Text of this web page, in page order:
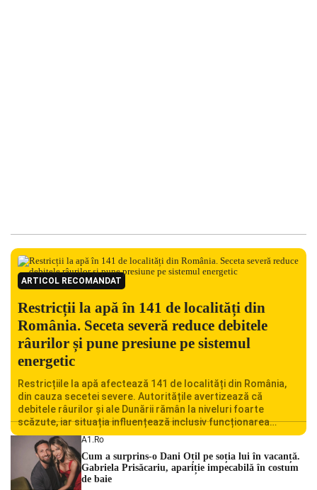
ARTICOL RECOMANDAT
Restricții la apă în 141 de localități din
România. Seceta severă reduce debitele
râurilor și pune presiune pe sistemul
energetic
Restricțiile la apă afectează 141 de localități din România,
din cauza secetei severe. Autoritățile avertizează că
debitele râurilor și ale Dunării rămân la niveluri foarte
scăzute, iar situația influențează inclusiv funcționarea
Centralei Nucleare de la Cernavodă. România se confruntă
cu una dintre cele mai dificile perioade din punct de vedere
hidrologic din ultimii ani. Lipsa […]
A1.ro
Cum a surprins-o Dani Oțil pe soția lui în vacanță.
Gabriela Prisăcariu, apariție impecabilă în costum
de baie